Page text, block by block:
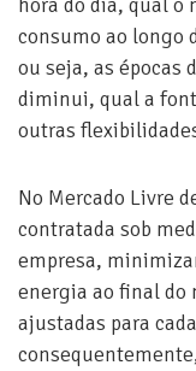
consumo ao longo
ou seja, as épocas
diminui, qual a
outras
No Mercado Livre
contratada sob
empresa,
energia ao final do
ajustadas para